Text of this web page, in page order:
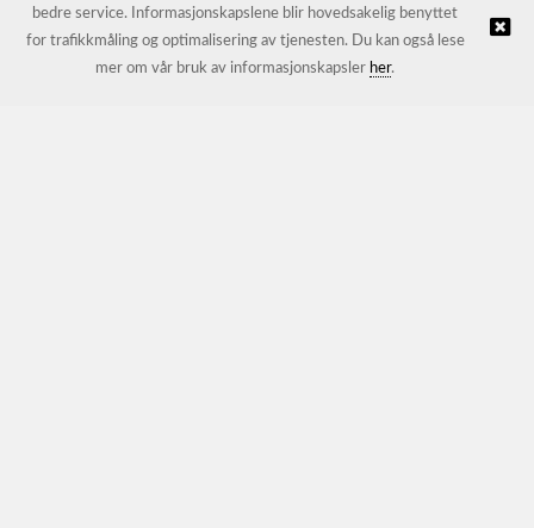
© JL Trading AS |Nettbutikk levert av Kréatif
bedre service. Informasjonskapslene blir hovedsakelig benyttet
for trafikkmåling og optimalisering av tjenesten. Du kan også lese
mer om vår bruk av informasjonskapsler her.